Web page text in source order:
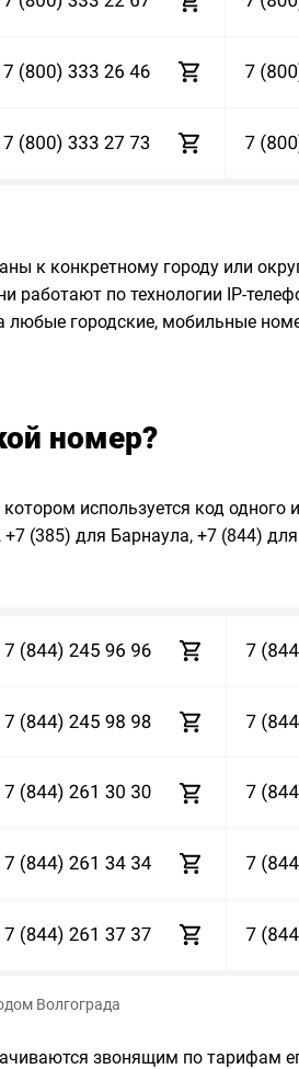
к конкретному городу или
работают по технологии IP-
любые городские, мобильные
номер?
используется код одного
(385) для Барнаула, +7 (844)
Волгограда
звонящим по тарифам